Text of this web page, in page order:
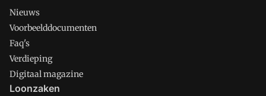
Nieuws
Voorbeelddocumenten
Faq's
Verdieping
Digitaal magazine
Loonzaken